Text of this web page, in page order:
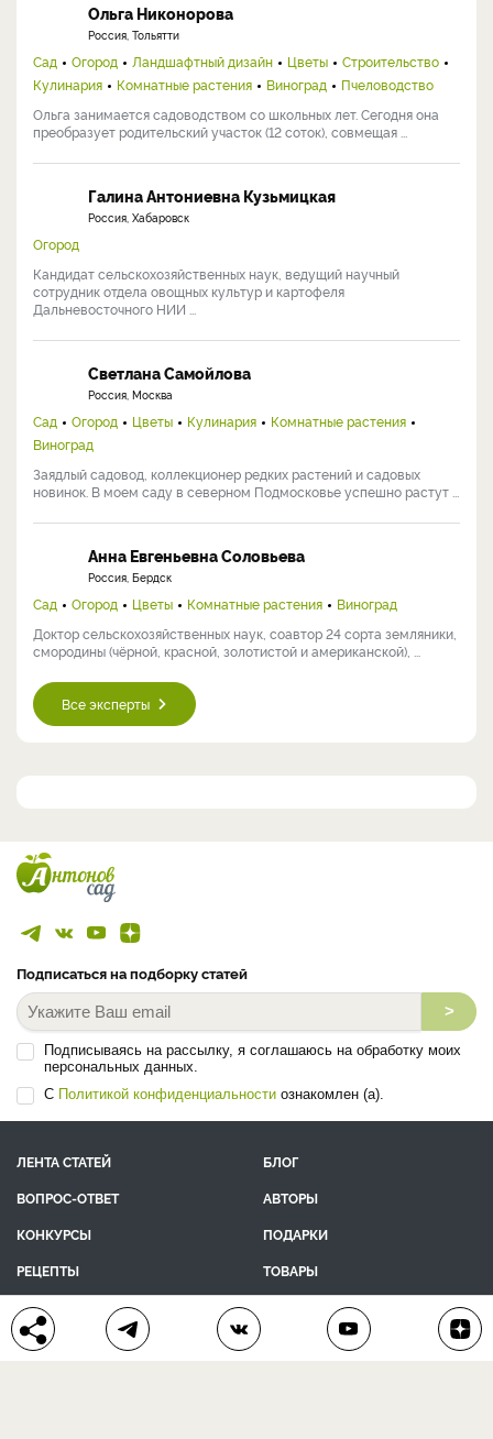
Ольга Никонорова
Россия, Тольятти
Сад Огород Ландшафтный дизайн Цветы
Строительство
Кулинария
Комнатные растения Виноград
Пчеловодство
Ольга занимается садоводством со школьных лет. Сегодня она
преобразует родительский участок (12 соток), совмещая ...
Галина Антониевна Кузьмицкая
Россия, Хабаровск
Огород
Кандидат сельскохозяйственных наук, ведущий научный
сотрудник отдела овощных культур и картофеля
Дальневосточного НИИ ...
Светлана Самойлова
Россия, Москва
Сад Огород Цветы Кулинария
Комнатные растения
Виноград
Заядлый садовод, коллекционер редких растений и садовых
новинок. В моем саду в северном Подмосковье успешно растут ...
Анна Евгеньевна Соловьева
Россия, Бердск
Сад Огород Цветы Комнатные растения
Виноград
Доктор сельскохозяйственных наук, соавтор 24 сорта земляники,
смородины (чёрной, красной, золотистой и американской), ...
Все эксперты
Подписаться на подборку статей
>
Подписываясь на рассылку, я соглашаюсь на обработку моих
персональных данных.
С Политикой конфиденциальности ознакомлен (а).
ЛЕНТА СТАТЕЙ
БЛОГ
ВОПРОС-ОТВЕТ
АВТОРЫ
КОНКУРСЫ
ПОДАРКИ
РЕЦЕПТЫ
ТОВАРЫ
ПОМОЩЬ
КОНТАКТЫ